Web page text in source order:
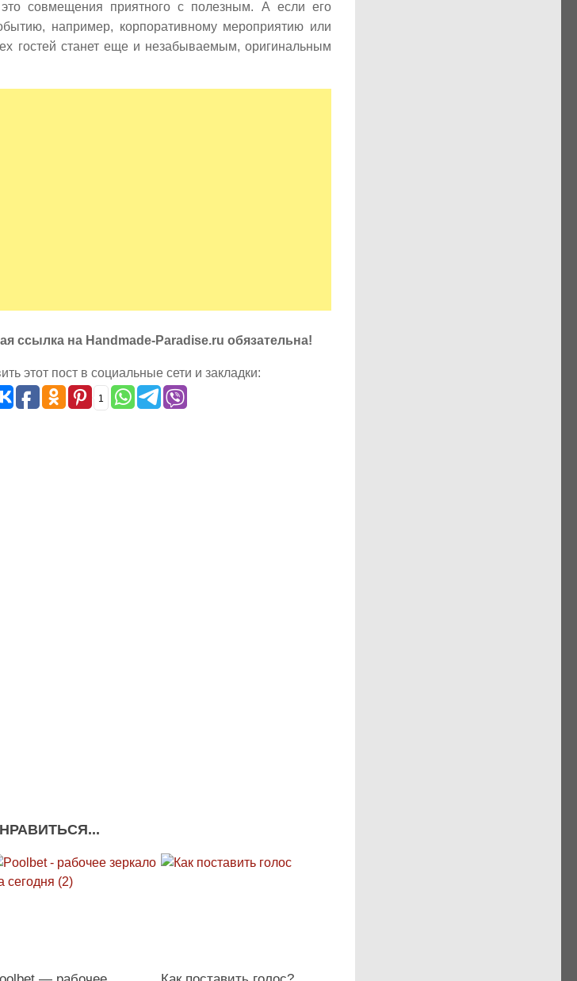
совмещения приятного с полезным. А если его
например, корпоративному мероприятию или
гостей станет еще и незабываемым, оригинальным
ссылка на Handmade-Paradise.ru обязательна!
этот пост в социальные сети и закладки:
1